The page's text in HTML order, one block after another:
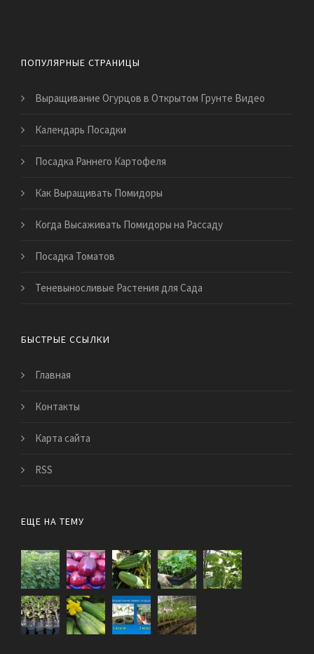
ПОПУЛЯРНЫЕ СТРАНИЦЫ
Выращивание Огурцов в Открытом Грунте Видео
Календарь Посадки
Посадка Раннего Картофеля
Как Выращивать Помидоры
Когда Высаживать Помидоры на Рассаду
Посадка Томатов
Теневыносливые Растения для Сада
БЫСТРЫЕ ССЫЛКИ
Главная
Контакты
Карта сайта
RSS
ЕЩЕ НА ТЕМУ